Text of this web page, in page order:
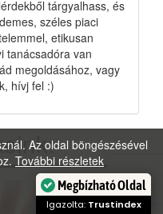
tárgyalhass, és
széles piaci
etikusan
tanácsadóra van
megoldásához, vagy
hívj fel :)
Az oldal böngészésével
További részletek
Megbízható Oldal
Igazolta: Trustindex